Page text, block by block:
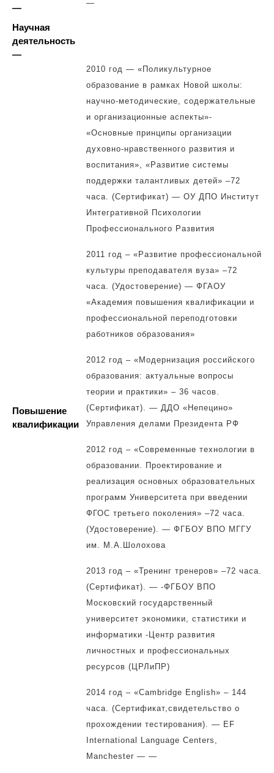
— —
Научная
деятельность
—
Повышение
квалификации
2010 год — «Поликультурное
образование в рамках Новой школы:
научно-методические, содержательные
и организационные аспекты»-
«Основные принципы организации
духовно-нравственного развития и
воспитания», «Развитие системы
поддержки талантливых детей» –72
часа. (Сертификат) — ОУ ДПО Институт
Интегративной Психологии
Профессионального Развития
2011 год – «Развитие профессиональной
культуры преподавателя вуза» –72
часа. (Удостоверение) — ФГАОУ
«Академия повышения квалификации и
профессиональной переподготовки
работников образования»
2012 год – «Модернизация российского
образования: актуальные вопросы
теории и практики» – 36 часов.
(Сертификат). — ДДО «Непецино»
Управления делами Президента РФ
2012 год – «Современные технологии в
образовании. Проектирование и
реализация основных образовательных
программ Университета при введении
ФГОС третьего поколения» –72 часа.
(Удостоверение). — ФГБОУ ВПО МГГУ
им. М.А.Шолохова
2013 год – «Тренинг тренеров» –72 часа.
(Сертификат). — -ФГБОУ ВПО
Московский государственный
университет экономики, статистики и
информатики -Центр развития
личностных и профессиональных
ресурсов (ЦРЛиПР)
2014 год – «Cambridge English» – 144
часа. (Сертификат,свидетельство о
прохождении тестирования). — EF
International Language Centers,
Manchester — —